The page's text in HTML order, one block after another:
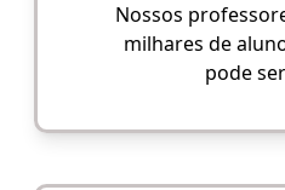
Nossos
milhares de
pode